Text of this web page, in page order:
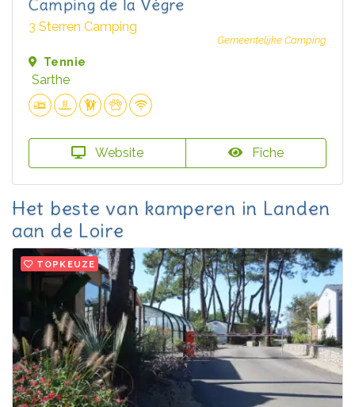
Camping de la Vègre
3 Sterren Camping
Gemeentelijke Camping
Tennie
Sarthe
Website Fiche
Het beste van kamperen in Landen
aan de Loire
TOPKEUZE